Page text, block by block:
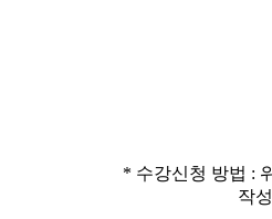
* 수강신청 방법 :
작성하여 협